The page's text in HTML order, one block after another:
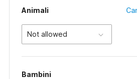
Animali
Not allowed
Bambini